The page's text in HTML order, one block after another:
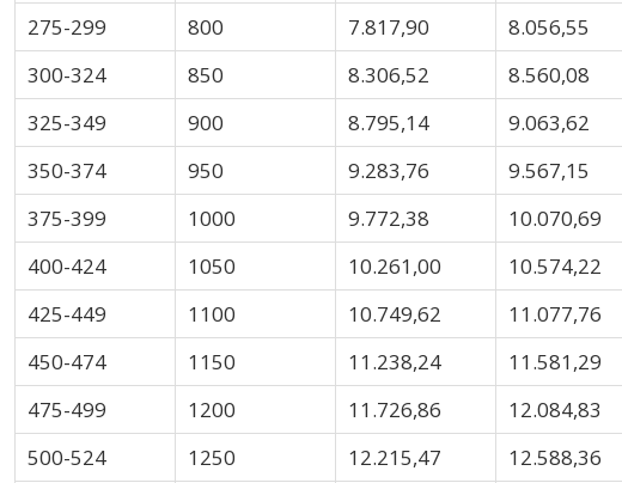
275-299
800 7.817,90 8.056,55
300-324
850 8.306,52 8.560,08
325-349
900 8.795,14 9.063,62
350-374
950 9.283,76 9.567,15
375-399
1000 9.772,38 10.070,69
400-424
1050 10.261,00 10.574,22
425-449
1100 10.749,62 11.077,76
450-474
1150 11.238,24 11.581,29
475-499
1200 11.726,86 12.084,83
500-524
1250 12.215,47 12.588,36